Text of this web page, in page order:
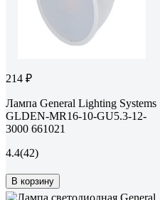
214 ₽
Лампа General Lighting Systems
GLDEN-MR16-10-GU5.3-12-
3000 661021
4.4(42)
В корзину